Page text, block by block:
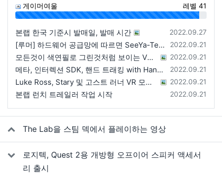
게이머여울 레벨 41
96%
등록일
2022.09.27
본랩 한국 기준시 발매일, 발매 시간
등록일
2022.09.21
[루머] 하드웨어 공급망에 따르면 SeeYa-Tech가 Apple에 여러 번 uOLED 샘플을 보냄
등록일
2022.09.21
모든것이 색연필로 그린것처럼 보이는 VRChat 월드
등록일
2022.09.21
메타, 인터렉션 SDK, 핸드 트래킹 with Hands 2.1에 대한 강연 예정
등록일
2022.09.21
Luke Ross, Stary 및 고스트 러너 VR 모드 공개
등록일
2022.09.21
본랩 런치 트레일러 작업 시작
관련자료
The Lab을 스팀 덱에서 플레이하는 영상
로지텍, Quest 2용 개방형 오프이어 스피커 액세서
리 출시